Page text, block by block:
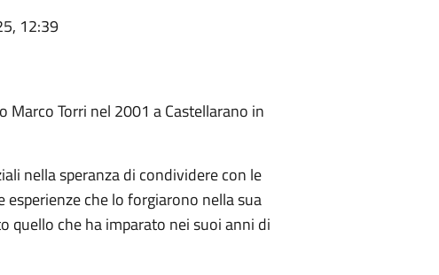
12:39
Torri nel 2001 a Castellarano in
nella speranza di condividere con le
che lo forgiarono nella sua
quello che ha imparato nei suoi anni di